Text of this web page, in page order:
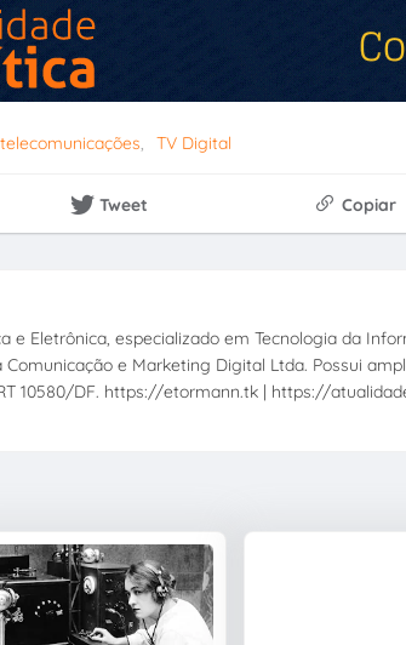
telecomunicações TV Digital
Tweet Copiar
e Eletrônica, especializado em Tecnologia da
Comunicação e Marketing Digital Ltda. Possui
10580/DF. https://etormann.tk | https://